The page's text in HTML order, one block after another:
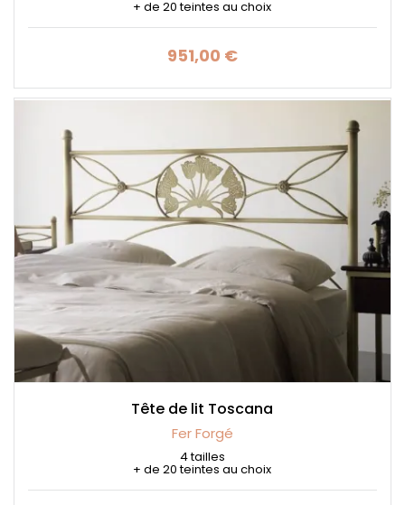
+ de 20 teintes au choix
Prix
951,00 €
Tête de lit Toscana
Fer Forgé
4 tailles
+ de 20 teintes au choix